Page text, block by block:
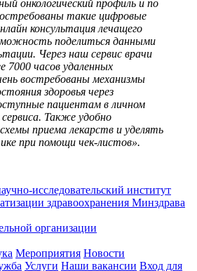
онкологический профиль и по
такие цифровые
консультация лечащего
поделиться данными
Через наш сервис врачи
7000 часов удаленных
востребованы механизмы
здоровья через
пациентам в личном
Также удобно
приема лекарств и уделять
при помощи чек-листов».
исследовательский институт
здравоохранения Минздрава
организации
Мероприятия Новости
Услуги Наши вакансии Вход для